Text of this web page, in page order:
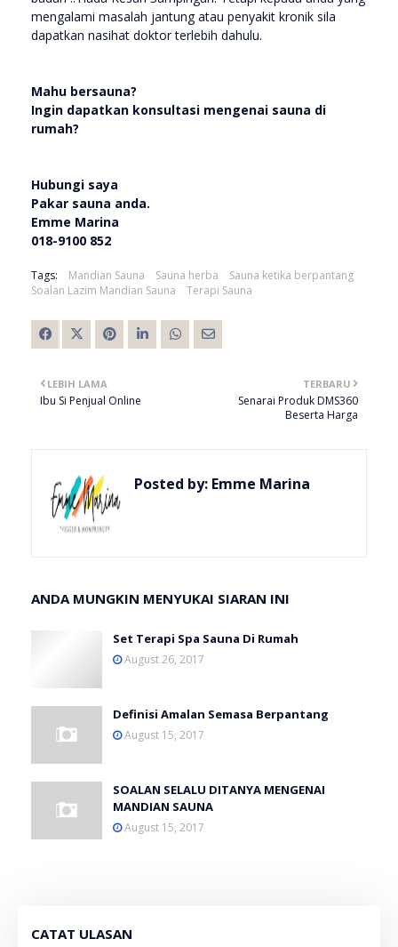
mengalami masalah jantung atau penyakit kronik sila
dapatkan nasihat doktor terlebih dahulu.
Mahu bersauna?
Ingin dapatkan konsultasi mengenai sauna di
rumah?
Hubungi saya
Pakar sauna anda.
Emme Marina
018-9100 852
Tags: Mandian Sauna Sauna herba
Sauna ketika berpantang
Soalan Lazim Mandian Sauna
Terapi Sauna
TERBARU
Senarai Produk DMS360
Beserta Harga
LEBIH LAMA
Ibu Si Penjual Online
Posted by: Emme Marina
ANDA MUNGKIN MENYUKAI SIARAN INI
Set Terapi Spa Sauna Di Rumah
August 26, 2017
Definisi Amalan Semasa Berpantang
August 15, 2017
SOALAN SELALU DITANYA MENGENAI
MANDIAN SAUNA
August 15, 2017
CATAT ULASAN